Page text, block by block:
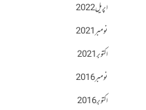
اپریل 2022
نومبر 2021
اکتوبر 2021
نومبر 2016
اکتوبر 2016